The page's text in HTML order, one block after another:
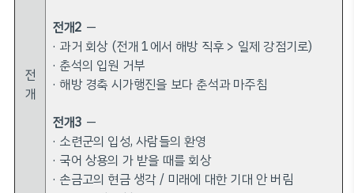
전
개
전개2 —
· 과거 회상 (전개 1에서 해방 직후 > 일제 강점기로)
· 춘석의 입원 거부
· 해방 경축 시가행진을 보다 춘석과 마주침
전개3 —
· 소련군의 입성, 사람들의 환영
· 국어 상용의 가 받을 때를 회상
· 손금고의 현금 생각 / 미래에 대한 기대 안 버림